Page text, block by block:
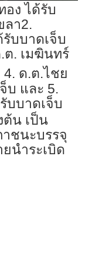
อง ได้รับ
ลา2.
บบาดเจ็บ
ต. เมฆินทร์
4. ด.ต.ไชย
บ และ 5.
บบาดเจ็บ
ต้น เป็น
าชนะบรรจุ
นำระเบิด